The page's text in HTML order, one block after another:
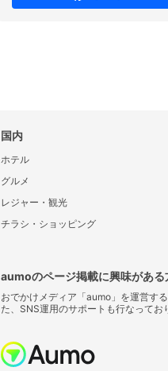
国内
ホテル
グルメ
レジャー・観光
チラシ・ショッピング
aumoのページ掲載に興味がある
おでかけメディア「aumo」を運営す
た、SNS運用のサポートも行なってお